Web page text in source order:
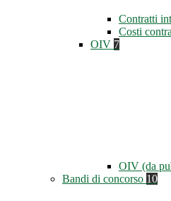
Contratti
Costi
OIV 7
OIV (da
Bandi di concorso 10